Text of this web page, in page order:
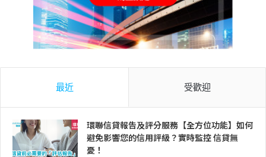
最近 受歡迎
環聯信貸報告及評分服務【全方位功能】如何
避免影響您的信用評級？實時監控 信貸無
憂！